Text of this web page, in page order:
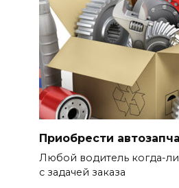
Приобрести
Любой водитель когда-
с задачей заказа